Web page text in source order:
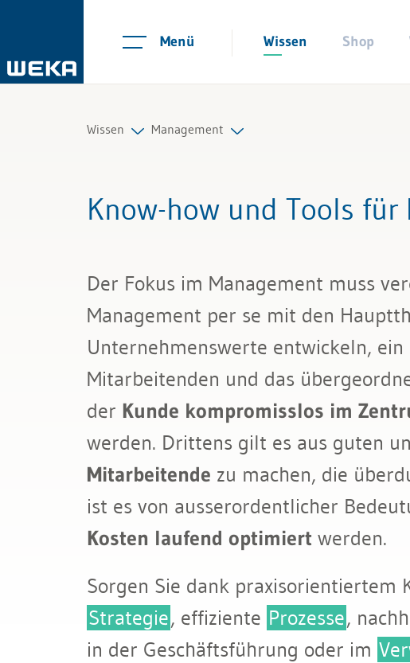
Menü Wissen Shop
Wissen
Management
Finanzen & Steuern
Bau & Immobilien
Management
Unternehmensführung
Marketing & Verkauf
Know-how und Tools
Der Fokus im Management muss
Management per se mit den
Unternehmenswerte entwickeln,
Mitarbeitenden und das
der Kunde kompromisslos im
werden. Drittens gilt es aus guten
Mitarbeitende zu machen, die
ist es von ausserordentlicher
Kosten laufend optimiert werden.
Sorgen Sie dank praxisorientiertem
Strategie, effiziente Prozesse,
in der Geschäftsführung oder im